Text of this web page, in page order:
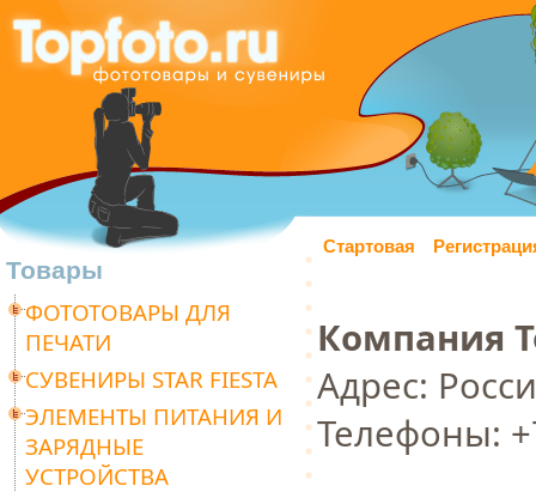
Стартовая
Товары
ФОТОТОВАРЫ ДЛЯ
ПЕЧАТИ
СУВЕНИРЫ STAR FIESTA
ЭЛЕМЕНТЫ ПИТАНИЯ И
ЗАРЯДНЫЕ
УСТРОЙСТВА
Компания
Адрес:
Телефоны: